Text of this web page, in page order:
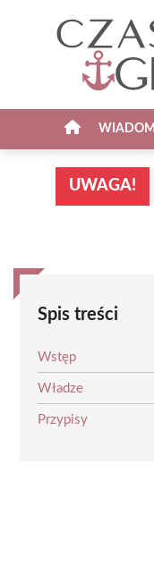
UWAGA!
Spis treści
Wstęp
Władze
Przypisy